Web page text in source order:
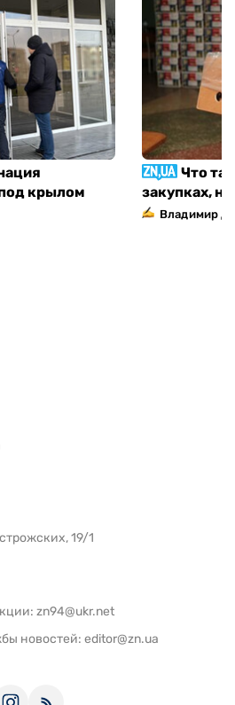
крылом
Что
закупках,
Владимир
19/1
zn94@ukr.net
новостей: editor@zn.ua